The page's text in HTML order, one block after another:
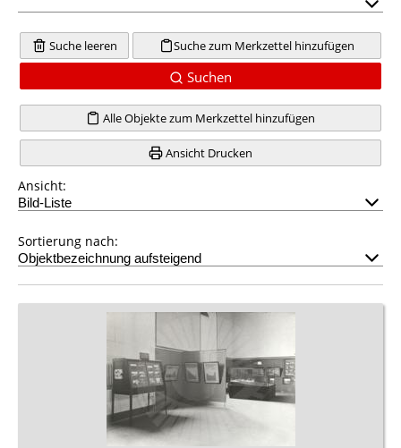
Suche leeren Suche zum Merkzettel hinzufügen
Suchen
Alle Objekte zum Merkzettel hinzufügen
Ansicht Drucken
Ansicht:
Sortierung nach: